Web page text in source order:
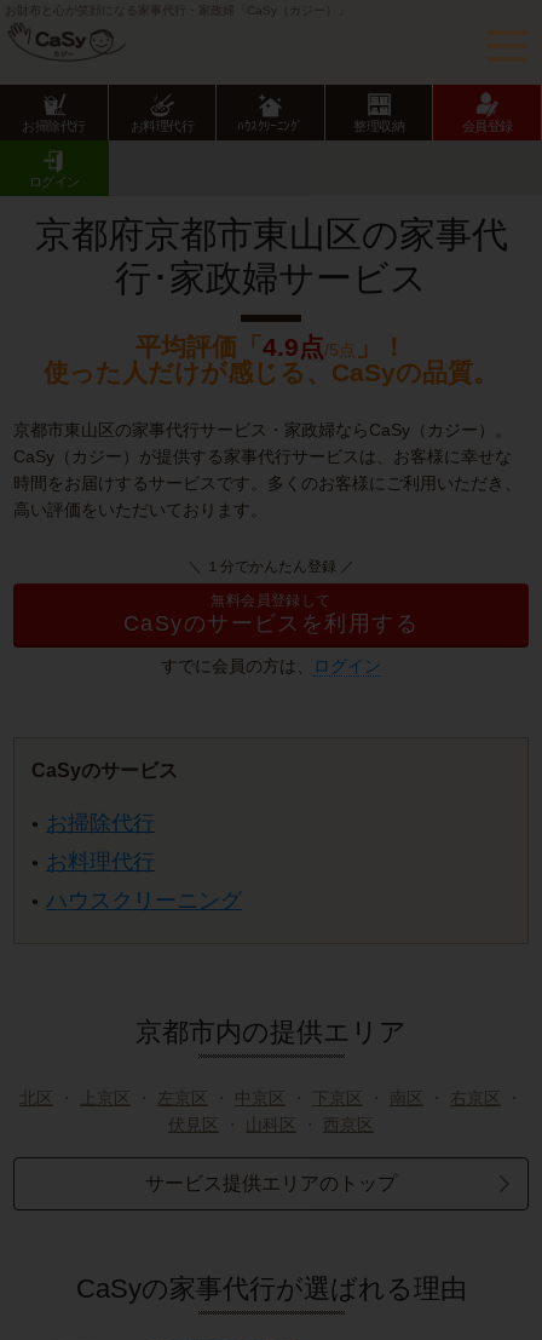
お財布と心が笑顔になる家事代行・家政婦「CaSy（カジー）」
お掃除代行 お料理代行 ﾊｳｽｸﾘｰﾆﾝｸﾞ 整理収納 会員登録
ログイン
CaSy TOP
東山区の家事代行･家政婦サービス
京都府京都市東山区の家事代
行･家政婦サービス
平均評価「 4.9点/5点
」！
使った人だけが感じる、CaSyの品質。
京都市東山区の家事代行サービス・家政婦ならCaSy（カジー）。
CaSy（カジー）が提供する家事代行サービスは、お客様に幸せな
時間をお届けするサービスです。多くのお客様にご利用いただき、
高い評価をいただいております。
＼ １分でかんたん登録 ／
無料会員登録して
CaSyのサービスを利用する
すでに会員の方は、 ログイン
CaSyのサービス
お掃除代行
お料理代行
ハウスクリーニング
京都市内の提供エリア
北区 ・ 上京区 ・ 左京区 ・ 中京区 ・ 下京区 ・ 南区 ・ 右京区
・
伏見区
・ 山科区 ・ 西京区
サービス提供エリアのトップ
CaSyの家事代行が選ばれる理由